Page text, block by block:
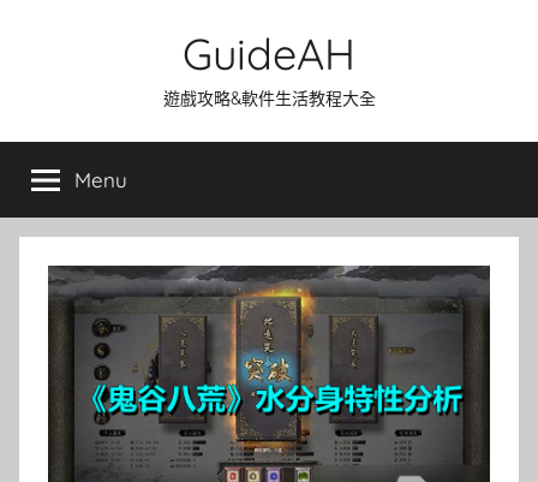
GuideAH
遊戲攻略&軟件生活教程大全
Menu